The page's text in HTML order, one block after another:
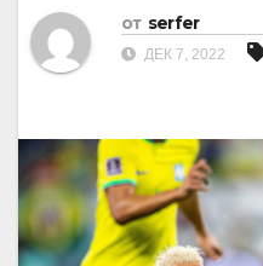
от serfer
ДЕК 7, 2022